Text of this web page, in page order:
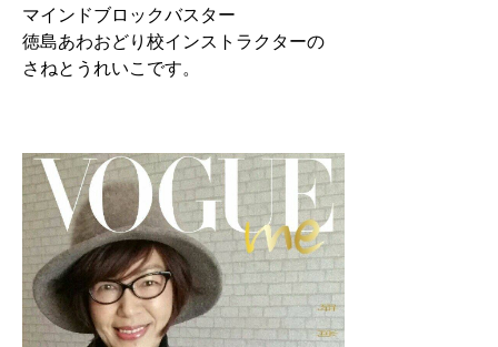
マインドブロックバスター
徳島あわおどり校インストラクターの
さねとうれいこです。